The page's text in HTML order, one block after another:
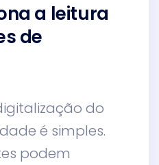
a leitura
de
do
é simples.
podem